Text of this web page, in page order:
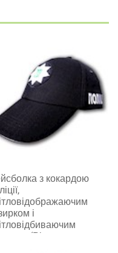
з кокардою
і
(Ріп-стоп, чорно-